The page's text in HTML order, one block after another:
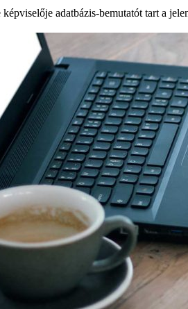
adatbázis-bemutatót tart a